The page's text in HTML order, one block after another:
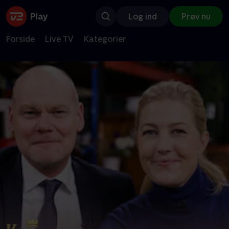
Log ind Prøv nu
Forside Live TV Kategorier